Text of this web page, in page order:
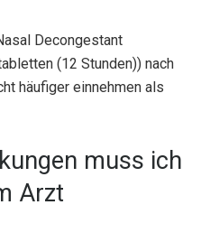
Decongestant
(12 Stunden)) nach
häufiger einnehmen als
muss ich
Arzt